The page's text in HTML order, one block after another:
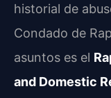
historial de
Condado de
asuntos es el
and Domestic